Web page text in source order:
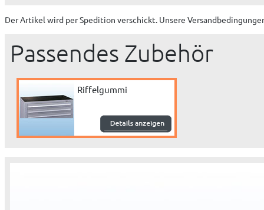
Der Artikel wird per Spedition verschickt. Unsere
Passendes Zubehör
Riffelgummi